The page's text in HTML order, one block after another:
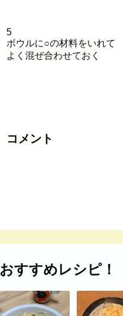
5
ボウルに○の材料をいれて
よく混ぜ合わせておく
コメント
おすすめレシピ！